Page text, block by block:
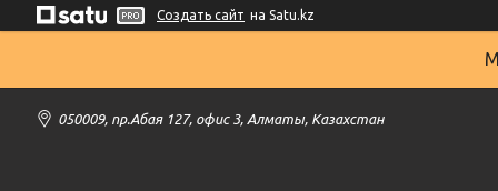
Создать сайт на Satu.kz
050009, пр.Абая 127, офис 3, Алматы, Казахстан